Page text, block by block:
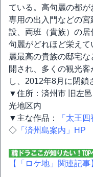
ている。高句麗の都
専用の出入門などの
設、両班（貴族）の
句麗がどれほど栄え
麗最高の貴族の邸宅
開され、多くの観光
し、2012年8月に閉鎖
▼住所：済州市 旧左
光地区内
▼主な作品：
「太王四
◇ 「済州島案内」HP
【「ロケ地」関連記事